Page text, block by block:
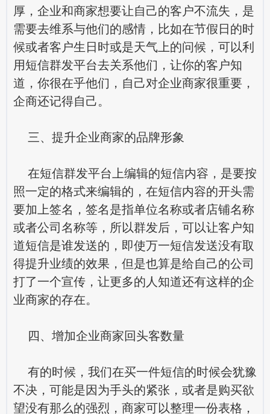
厚，企业和商家想要让自己的客户不流失，是
需要去维系与他们的感情，比如在节假日的时
候或者客户生日时或是天气上的问候，可以利
用短信群发平台去关系他们，让你的客户知
道，你很在乎他们，自己对企业商家很重要，
企商还记得自己。
三、提升企业商家的品牌形象
在短信群发平台上编辑的短信内容，是要按
照一定的格式来编辑的，在短信内容的开头需
要加上签名，签名是指单位名称或者店铺名称
或者公司名称等，所以群发后，可以让客户知
道短信是谁发送的，即使万一短信发送没有取
得提升业绩的效果，但是也算是给自己的公司
打了一个宣传，让更多的人知道还有这样的企
业商家的存在。
四、增加企业商家回头客数量
有的时候，我们在买一件短信的时候会犹豫
不决，可能是因为手头的紧张，或者是购买欲
望没有那么的强烈，商家可以整理一份表格，